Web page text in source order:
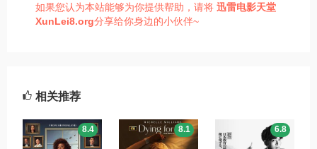
如果您认为本站能够为你提供帮助，请将 迅雷电影天堂
XunLei8.org分享给你身边的小伙伴~
相关推荐
8.4 8.1 6.8